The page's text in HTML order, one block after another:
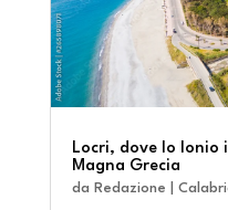
Locri, dove lo
Magna Grecia
da Redazione